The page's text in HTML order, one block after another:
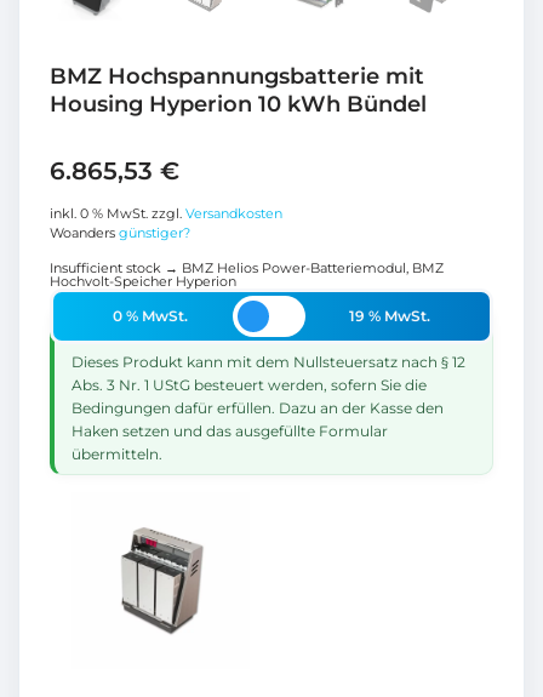
BMZ Hochspannungsbatterie mit
Housing Hyperion 10 kWh Bündel
6.865,53 €
inkl. 0 % MwSt. zzgl. Versandkosten
Woanders günstiger?
Insufficient stock → BMZ Helios Power-Batteriemodul, BMZ
Hochvolt-Speicher Hyperion
0 % MwSt. 19 % MwSt.
Dieses Produkt kann mit dem Nullsteuersatz nach § 12
Abs. 3 Nr. 1 UStG besteuert werden, sofern Sie die
Bedingungen dafür erfüllen. Dazu an der Kasse den
Haken setzen und das ausgefüllte Formular
übermitteln.